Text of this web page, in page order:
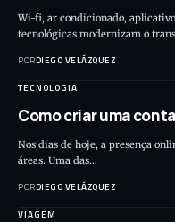
Wi-fi, ar condicionado,
tecnológicas modernizam o
PORDIEGO VELÁZQUEZ
TECNOLOGIA
Como criar uma
Nos dias de hoje, a presença
áreas. Uma das…
PORDIEGO VELÁZQUEZ
VIAGEM